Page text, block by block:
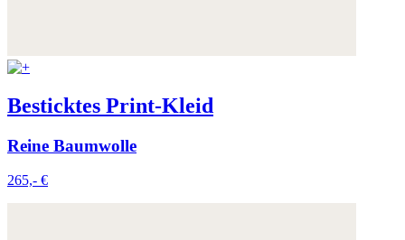
Besticktes Print-Kleid
Reine Baumwolle
265,- €